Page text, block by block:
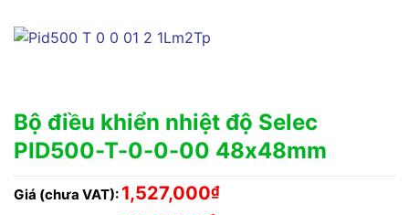
Bộ điều khiển nhiệt độ Selec
PID500-T-0-0-00 48x48mm
Giá (chưa VAT): 1,527,000₫